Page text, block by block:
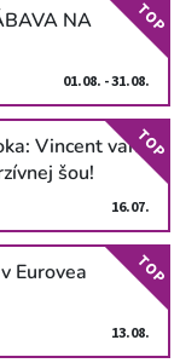
NA
01.08. - 31.08.
TOP
Vincent van
šou!
16.07.
TOP
Eurovea
13.08.
TOP